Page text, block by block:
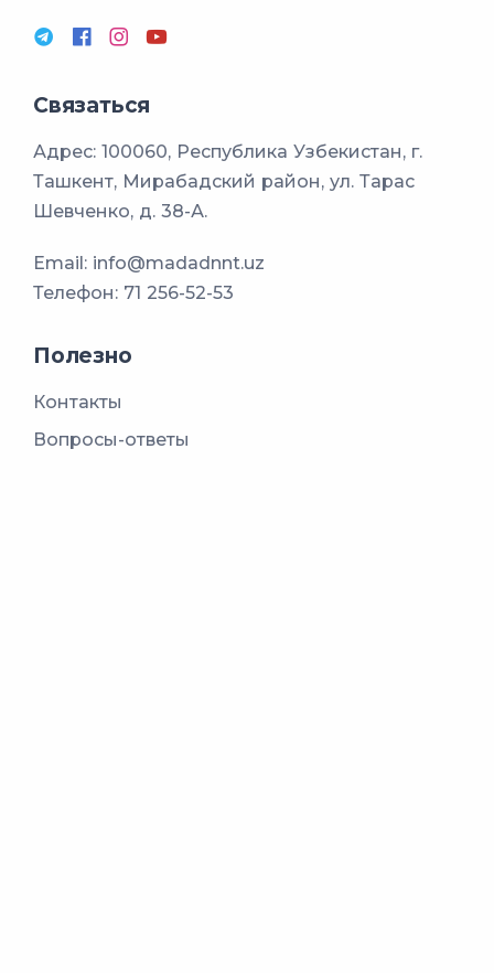
Связаться
Адрес: 100060, Республика Узбекистан, г.
Ташкент, Мирабадский район, ул. Тарас
Шевченко, д. 38-А.
Email: info@madadnnt.uz
Телефон: 71 256-52-53
Полезно
Контакты
Вопросы-ответы